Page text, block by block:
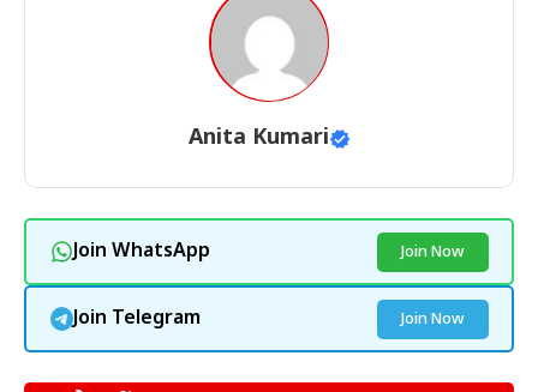
Anita Kumari
Join WhatsApp Join Now
Join Telegram Join Now